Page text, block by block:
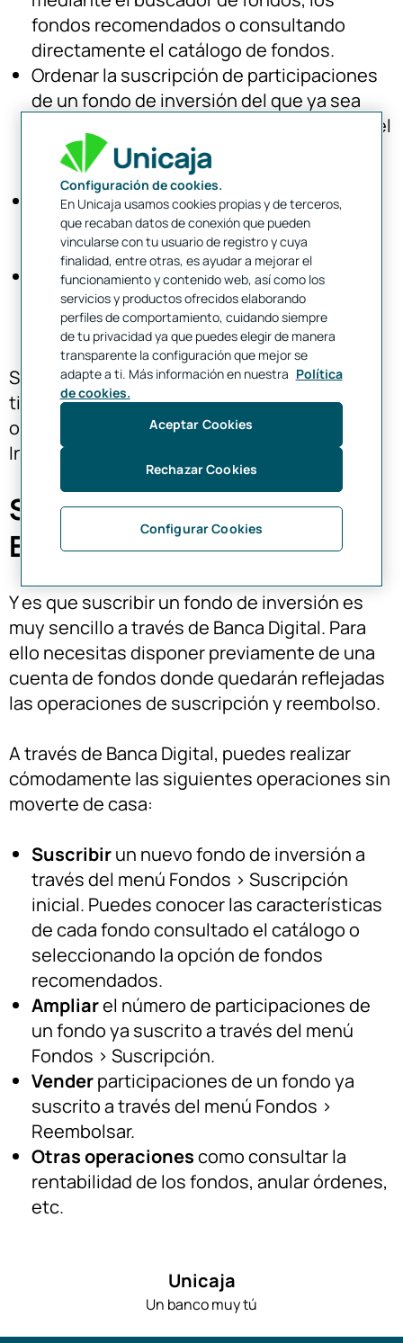
fondos recomendados o consultando
directamente el catálogo de fondos.
Ordenar la suscripción de participaciones
de un fondo de inversión del que ya sea
titular mediante la opción "Suscripción" del
menú de fondos, es decir, podrá ampliar el
numero de participaciones que ya posee.
Ordenar la venta de participaciones de un
fondo concreto que ya posea mediante la
opción "Reembolsar" del menú de fondos.
Y muchas más operaciones, como
consultar la rentabilidad de los fondos,
anulación de ordenes, etc.
Si tienes claves para operar en internet y es
titular de una Cuenta de Fondos en Unicaja,
opere cómodamente con sus Fondos de
Inversión desde casa.
Suscribir un fondo desde la
Banca Digital
Y es que suscribir un fondo de inversión es
muy sencillo a través de Banca Digital. Para
ello necesitas disponer previamente de una
cuenta de fondos donde quedarán reflejadas
las operaciones de suscripción y reembolso.
A través de Banca Digital, puedes realizar
cómodamente las siguientes operaciones sin
moverte de casa:
Suscribirun nuevo fondo de inversión a
través del menú Fondos > Suscripción
inicial. Puedes conocer las características
de cada fondo consultado el catálogo o
seleccionando la opción de fondos
recomendados.
Ampliarel número de participaciones de
un fondo ya suscrito a través del menú
Fondos > Suscripción.
Venderparticipaciones de un fondo ya
suscrito a través del menú Fondos >
Reembolsar.
Otras operacionescomo consultar la
rentabilidad de los fondos, anular órdenes,
etc.
Unicaja
Un banco muy tú
Configuración de cookies.
En Unicaja usamos cookies propias y de terceros,
que recaban datos de conexión que pueden
vincularse con tu usuario de registro y cuya
finalidad, entre otras, es ayudar a mejorar el
funcionamiento y contenido web, así como los
servicios y productos ofrecidos elaborando
perfiles de comportamiento, cuidando siempre
de tu privacidad ya que puedes elegir de manera
transparente la configuración que mejor se
adapte a ti. Más información en nuestra Política
de cookies.
Configurar Cookies
Rechazar Cookies
Aceptar Cookies